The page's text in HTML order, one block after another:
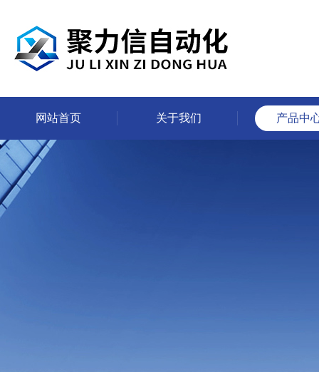
网站首页 关于我们 产品中